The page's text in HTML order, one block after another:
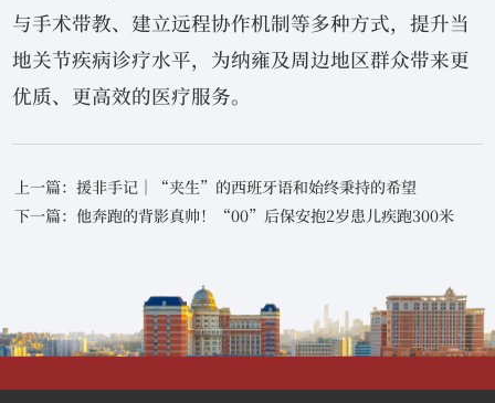
与手术带教、建立远程协作机制等多种方式，提升当
地关节疾病诊疗水平，为纳雍及周边地区群众带来更
优质、更高效的医疗服务。
上一篇：援非手记｜“夹生”的西班牙语和始终秉持的希望
下一篇：他奔跑的背影真帅！“00”后保安抱2岁患儿疾跑300米